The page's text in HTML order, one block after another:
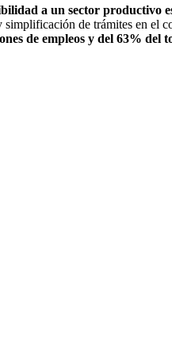
a un sector productivo
de trámites en el
de empleos y del 63%